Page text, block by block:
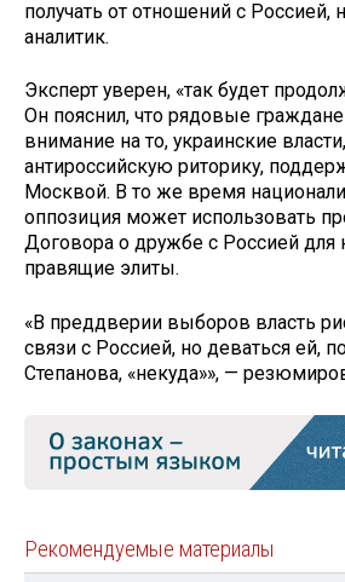
получать от отношений с Россией,
аналитик.
Эксперт уверен, «так будет
Он пояснил, что рядовые
внимание на то, украинские
антироссийскую риторику,
Москвой. В то же время
оппозиция может использовать
Договора о дружбе с Россией для
правящие элиты.
«В преддверии выборов власть
связи с Россией, но деваться ей,
Степанова, «некуда»», —
Рекомендуемые материалы